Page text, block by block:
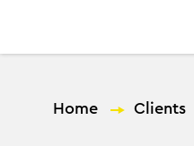
Home — Clients